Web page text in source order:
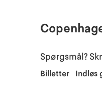
Spørgsmål?
Billetter Indløs